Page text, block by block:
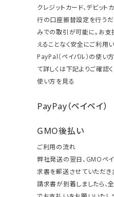
クレジットカード、デビット
行の口座振替設定を行うだ
みでの取引が可能に。お
えることなく安全にご利用
PayPal（ペイパル）の使い
て詳しくは下記よりご確認
使い方を見る
PayPay（ペイペイ）
GMO後払い
ご利用の流れ
弊社発送の翌日、GMOペ
求書を郵送させていただき
請求書が到着しましたら、